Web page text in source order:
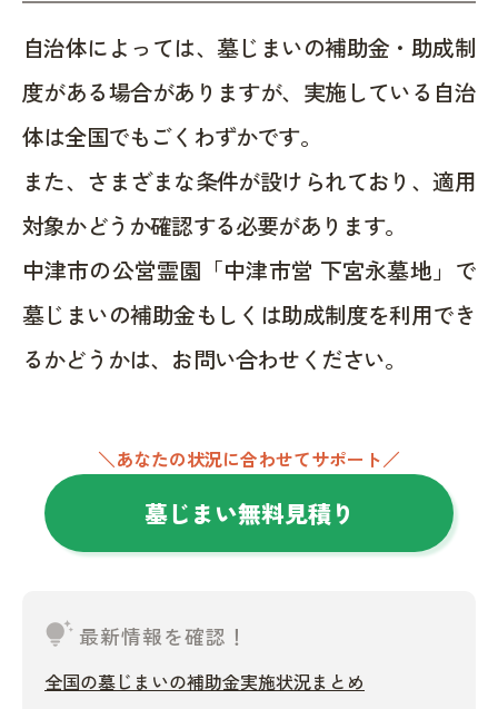
自治体によっては、墓じまいの補助金・助成制
度がある場合がありますが、実施している自治
体は全国でもごくわずかです。
また、さまざまな条件が設けられており、適用
対象かどうか確認する必要があります。
中津市の公営霊園「中津市営 下宮永墓地」で
墓じまいの補助金もしくは助成制度を利用でき
るかどうかは、お問い合わせください。
＼あなたの状況に合わせてサポート／
墓じまい無料見積り
tips_and_updates 最新情報を確認！
全国の墓じまいの補助金実施状況まとめ